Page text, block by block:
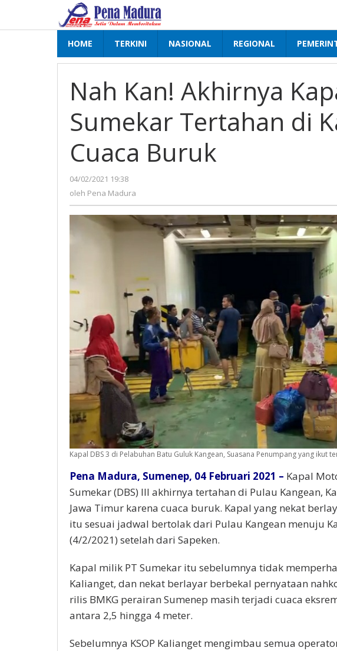
konten
HOME TERKINI NASIONAL REGIONAL
Nah Kan! Akhirnya
Sumekar Tertahan di
Cuaca Buruk
04/02/2021 19:38
Pena
oleh Pena Madura
Kapal DBS 3 di Pelabuhan Batu Guluk Kangean, Suasana Penumpang yang ikut
Pena Madura, Sumenep, 04 Februari 2021 – Kapal
Sumekar (DBS) III akhirnya tertahan di Pulau Kangean,
Jawa Timur karena cuaca buruk. Kapal yang nekat
itu sesuai jadwal bertolak dari Pulau Kangean menuju
(4/2/2021) setelah dari Sapeken.
Kapal milik PT Sumekar itu sebelumnya tidak
Kalianget, dan nekat berlayar berbekal pernyataan
rilis BMKG perairan Sumenep masih terjadi cuaca
antara 2,5 hingga 4 meter.
Sebelumnya KSOP Kalianget mengimbau semua